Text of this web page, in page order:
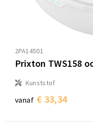
2PA14501
Prixton TWS158
Kunststof
vanaf € 33,34